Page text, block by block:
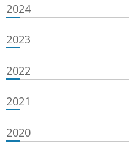
2024
2023
2022
2021
2020